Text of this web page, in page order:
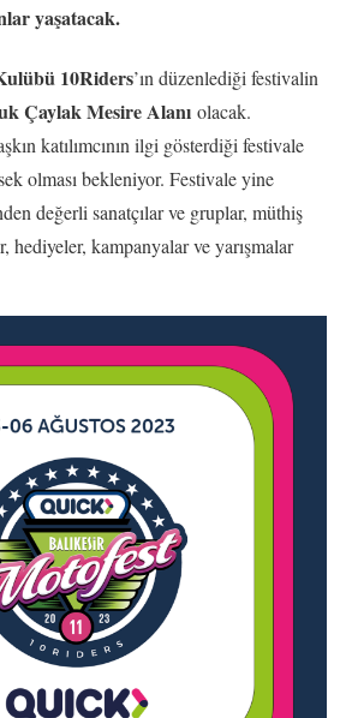
yaşatacak.
10Riders’ın düzenlediği festivalin
Çaylak Mesire Alanı olacak.
katılımcının ilgi gösterdiği festivale
olması bekleniyor. Festivale yine
değerli sanatçılar ve gruplar, müthiş
hediyeler, kampanyalar ve yarışmalar